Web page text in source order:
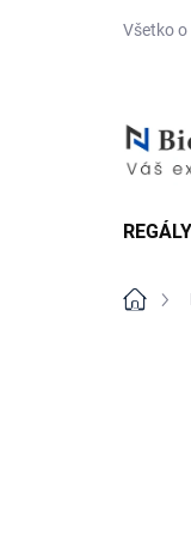
Všetko